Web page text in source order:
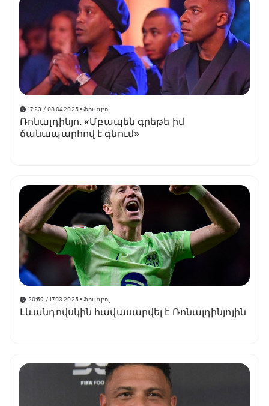
17:23 / 08.04.2025• Ֆուտբոլ
Ռոնալդինյո. «Մբապեն գրեթե իմ
ճանապարհով է գնում»
20:59 / 17.03.2025• Ֆուտբոլ
Լևանդովսկին հավասարվել է Ռոնալդինյոյին